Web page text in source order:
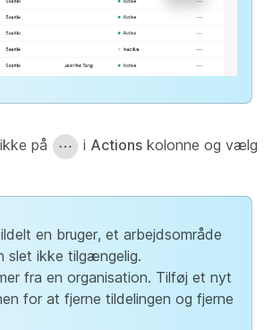
på i Actions kolonne og vælg
en bruger, et arbejdsområde
slet ikke tilgængelig.
fra en organisation. Tilføj et nyt
for at fjerne tildelingen og fjerne